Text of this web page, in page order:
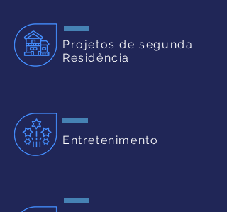
Projetos de segunda
Residência
Entretenimento